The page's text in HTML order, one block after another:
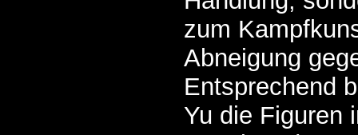
zum
Abneigung
Entsprechend
Yu die Figuren